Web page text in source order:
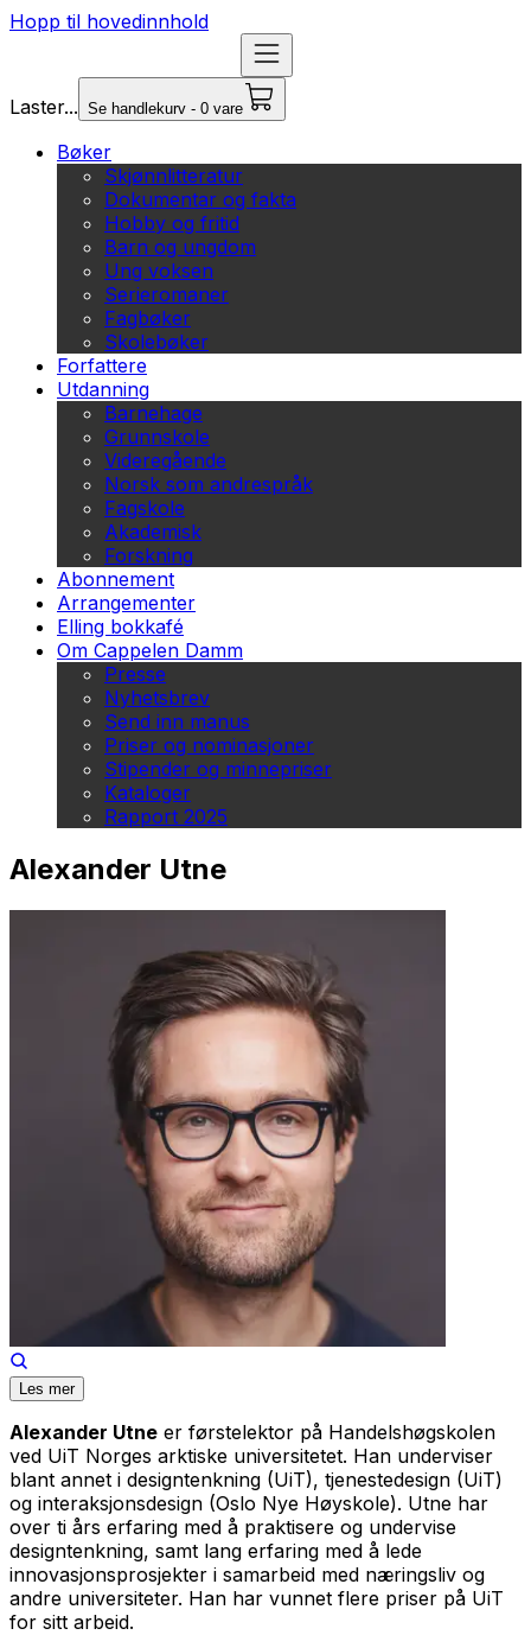
Hopp til hovedinnhold
Laster... Se handlekurv - 0 vare
Bøker
Skjønnlitteratur
Dokumentar og fakta
Hobby og fritid
Barn og ungdom
Ung voksen
Serieromaner
Fagbøker
Skolebøker
Forfattere
Utdanning
Barnehage
Grunnskole
Videregående
Norsk som andrespråk
Fagskole
Akademisk
Forskning
Abonnement
Arrangementer
Elling bokkafé
Om Cappelen Damm
Presse
Nyhetsbrev
Send inn manus
Priser og nominasjoner
Stipender og minnepriser
Kataloger
Rapport 2025
Alexander Utne
Les mer
Alexander Utne er førstelektor på Handelshøgskolen
ved UiT Norges arktiske universitetet. Han underviser
blant annet i designtenkning (UiT), tjenestedesign (UiT)
og interaksjonsdesign (Oslo Nye Høyskole). Utne har
over ti års erfaring med å praktisere og undervise
designtenkning, samt lang erfaring med å lede
innovasjonsprosjekter i samarbeid med næringsliv og
andre universiteter. Han har vunnet flere priser på UiT
for sitt arbeid.